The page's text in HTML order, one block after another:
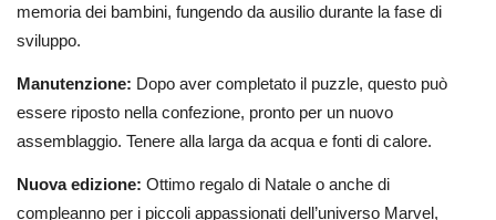
memoria dei bambini, fungendo da ausilio durante la fase di
sviluppo.
Manutenzione: Dopo aver completato il puzzle, questo può
essere riposto nella confezione, pronto per un nuovo
assemblaggio. Tenere alla larga da acqua e fonti di calore.
Nuova edizione: Ottimo regalo di Natale o anche di
compleanno per i piccoli appassionati dell’universo Marvel,